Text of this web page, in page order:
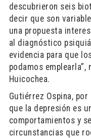
descubrieron seis
decir que son
una propuesta
al diagnóstico
evidencia para que
podamos
Huicochea.
Gutiérrez Ospina,
que la depresión es
comportamientos y
circunstancias que